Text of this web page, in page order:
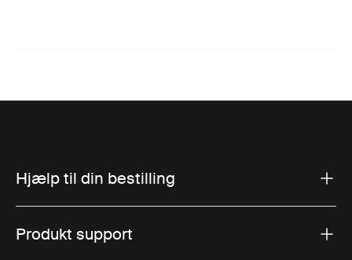
Hjælp til din bestilling
Produkt support